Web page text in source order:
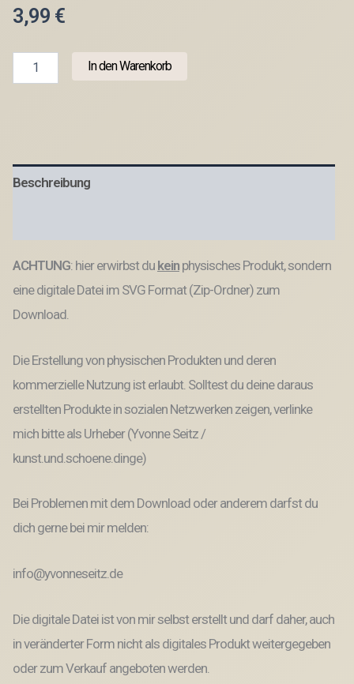
3,99 €
more
of
Laserdatei
In den Warenkorb
Beschreibung
ACHTUNG: hier erwirbst du kein physisches Produkt, sondern
eine digitale Datei im SVG Format (Zip-Ordner) zum
Download.
Die Erstellung von physischen Produkten und deren
kommerzielle Nutzung ist erlaubt. Solltest du deine daraus
erstellten Produkte in sozialen Netzwerken zeigen, verlinke
mich bitte als Urheber (Yvonne Seitz /
kunst.und.schoene.dinge)
Bei Problemen mit dem Download oder anderem darfst du
dich gerne bei mir melden:
info@yvonneseitz.de
Die digitale Datei ist von mir selbst erstellt und darf daher, auch
in veränderter Form nicht als digitales Produkt weitergegeben
oder zum Verkauf angeboten werden.